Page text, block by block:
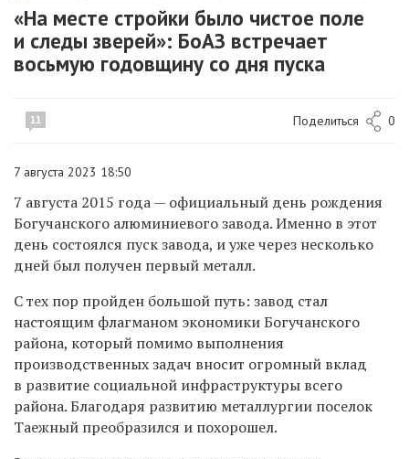
«На месте стройки было чистое поле
и следы зверей»: БоАЗ встречает
восьмую годовщину со дня пуска
11 Поделиться 0
7 августа 2023 18:50
7 августа 2015 года — официальный день рождения
Богучанского алюминиевого завода. Именно в этот
день состоялся пуск завода, и уже через несколько
дней был получен первый металл.
С тех пор пройден большой путь: завод стал
настоящим флагманом экономики Богучанского
района, который помимо выполнения
производственных задач вносит огромный вклад
в развитие социальной инфраструктуры всего
района. Благодаря развитию металлургии поселок
Таежный преобразился и похорошел.